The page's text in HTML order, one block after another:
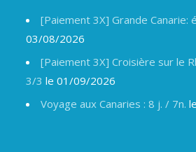
[Paiement 3X] Grande Canarie:
03/08/2026
[Paiement 3X] Croisière sur le
3/3 le 01/09/2026
Voyage aux Canaries : 8 j. / 7n.